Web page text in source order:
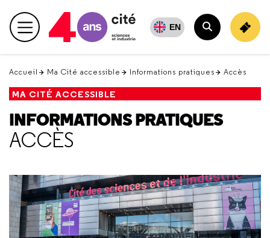
en
haut Menu principal EN
Rechercher
Accueil Ma Cité accessible Informations pratiques Accès
MA CITÉ ACCESSIBLE
INFORMATIONS PRATIQUES
ACCÈS